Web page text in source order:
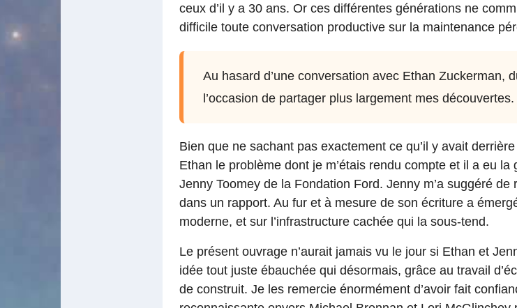
ceux d’il y a 30 ans. Or ces différentes générations ne
difficile toute conversation productive sur la maintenance
Au hasard d’une conversation avec Ethan Zuckerman,
l’occasion de partager plus largement mes découvertes.
Bien que ne sachant pas exactement ce qu’il y avait
Ethan le problème dont je m’étais rendu compte et il a eu
Jenny Toomey de la Fondation Ford. Jenny m’a suggéré
dans un rapport. Au fur et à mesure de son écriture a
moderne, et sur l’infrastructure cachée qui la sous-tend.
Le présent ouvrage n’aurait jamais vu le jour si Ethan et
idée tout juste ébauchée qui désormais, grâce au travail
de construit. Je les remercie énormément d’avoir fait